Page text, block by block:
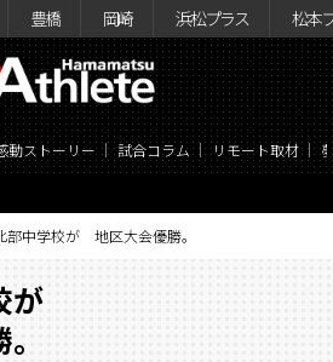
豊橋 岡崎 浜松プラス 松本
動ストーリー 試合コラム リモート取材
部中学校が 地区大会優勝。
が